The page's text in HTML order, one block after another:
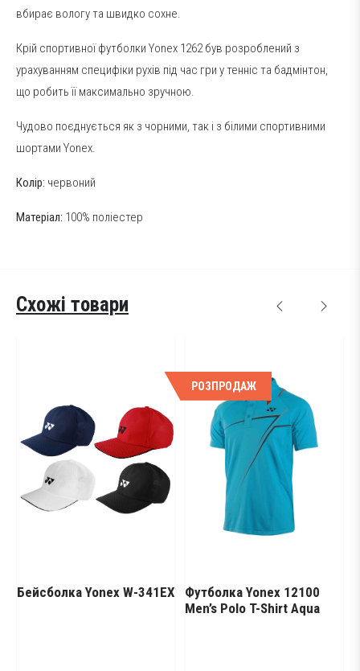
вбирає вологу та швидко сохне.
Крій спортивної футболки Yonex 1262 був розроблений з
урахуванням специфіки рухів під час гри у тенніс та бадмінтон,
що робить її максимально зручною.
Чудово поєднується як з чорними, так і з білими спортивними
шортами Yonex.
Колір: червоний
Матеріал: 100% поліестер
Схожі товари
Бейсболка Yonex W-341EX
Футболка Yonex 12100
Men’s Polo T-Shirt Aqua
РОЗПРОДАЖ